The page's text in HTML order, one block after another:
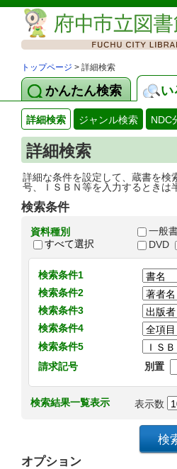
トップページ > 詳細検索
かんたん検索 い
詳細検索 ジャンル検索 NDC
詳細検索
詳細な条件を設定して、蔵書を検
号、ＩＳＢＮ等を入力するときは
検索条件
資料種別
すべて選択
一般
DVD
検索条件1
検索条件2
検索条件3
検索条件4
検索条件5
請求記号
別置
検索結果一覧表示 表示数
オプション